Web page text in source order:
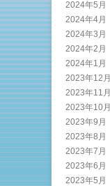
2024年5月
2024年4月
2024年3月
2024年2月
2024年1月
2023年12月
2023年11月
2023年10月
2023年9月
2023年8月
2023年7月
2023年6月
2023年5月